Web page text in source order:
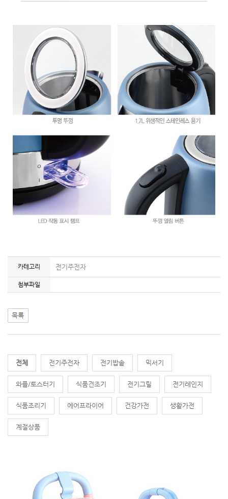
카테고리 전기주전자
첨부파일
전체 전기주전자 전기밥솥 믹서기
와플/토스터기 식품건조기 전기그릴 전기레인지
식품조리기 에어프라이어 건강가전 생활가전
계절상품